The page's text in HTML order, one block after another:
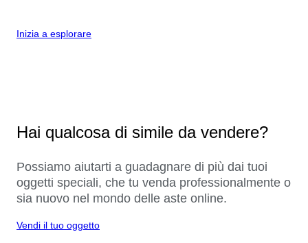
Inizia a esplorare
Hai qualcosa di simile da vendere?
Possiamo aiutarti a guadagnare di più dai tuoi
oggetti speciali, che tu venda professionalmente o
sia nuovo nel mondo delle aste online.
Vendi il tuo oggetto